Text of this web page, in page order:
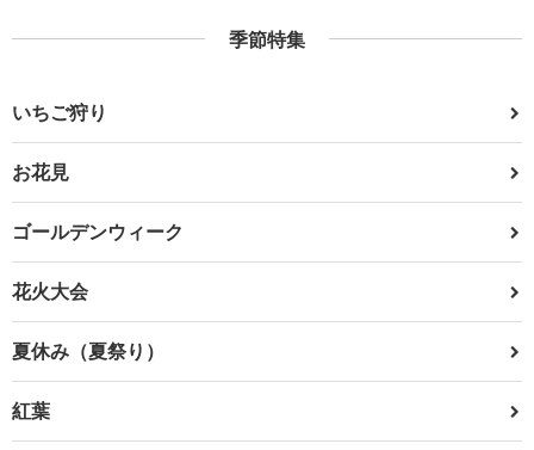
季節特集
いちご狩り
お花見
ゴールデンウィーク
花火大会
夏休み（夏祭り）
紅葉